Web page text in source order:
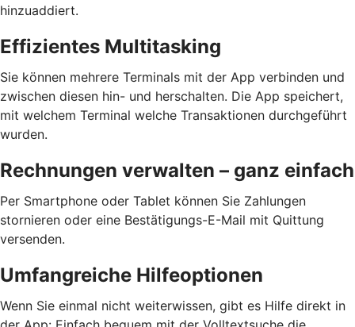
hinzuaddiert.
Effizientes Multitasking
Sie können mehrere Terminals mit der App verbinden und
zwischen diesen hin- und herschalten. Die App speichert,
mit welchem Terminal welche Transaktionen durchgeführt
wurden.
Rechnungen verwalten – ganz einfach
Per Smartphone oder Tablet können Sie Zahlungen
stornieren oder eine Bestätigungs-E-Mail mit Quittung
versenden.
Umfangreiche Hilfeoptionen
Wenn Sie einmal nicht weiterwissen, gibt es Hilfe direkt in